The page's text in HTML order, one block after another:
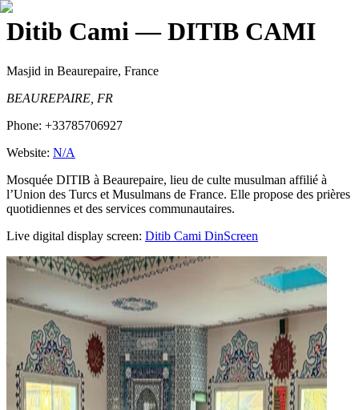
Ditib Cami— DITIB CAMI
Masjid in Beaurepaire, France
BEAUREPAIRE, FR
Phone: +33785706927
Website: N/A
Mosquée DITIB à Beaurepaire, lieu de culte musulman affilié à
l’Union des Turcs et Musulmans de France. Elle propose des prières
quotidiennes et des services communautaires.
Live digital display screen: Ditib Cami DinScreen